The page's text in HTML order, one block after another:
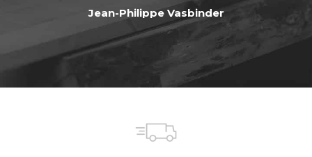
Jean-Philippe Vasbinder